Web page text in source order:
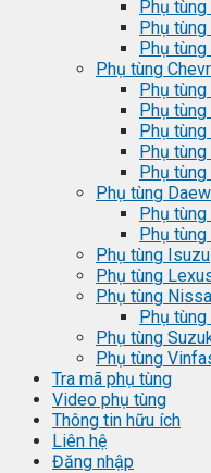
Phụ
Phụ
Phụ
Phụ tùng
Phụ
Phụ
Phụ tùng
Phụ tùng
Phụ
Phụ tùng
Phụ
Phụ
Phụ tùng Isuzu
Phụ tùng
Phụ tùng
Phụ tùng
Phụ tùng
Phụ tùng
Tra mã phụ tùng
Video phụ tùng
Thông tin hữu ích
Liên hệ
Đăng nhập